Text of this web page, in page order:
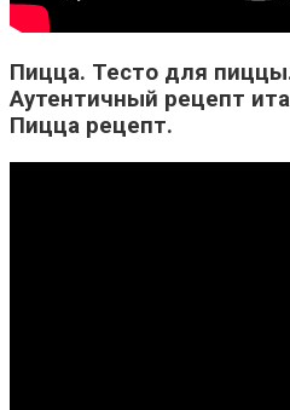
Пицца. Тесто для
Аутентичный рецепт
Пицца рецепт.